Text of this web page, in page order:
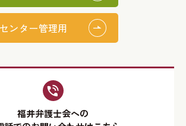
センター管理用
福井弁護士会への